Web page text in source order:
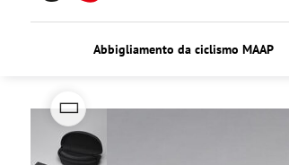
Abbigliamento da ciclismo MAAP